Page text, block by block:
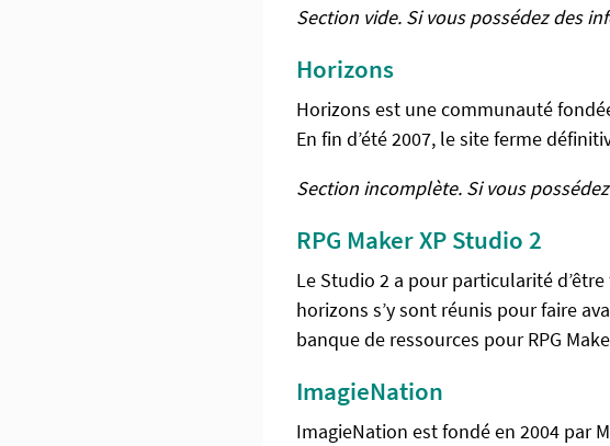
Section vide. Si vous possédez des
Horizons
Horizons est une communauté
En fin d’été 2007, le site ferme
Section incomplète. Si vous
RPG Maker XP Studio 2
Le Studio 2 a pour particularité
horizons s’y sont réunis pour faire
banque de ressources pour RPG
ImagieNation
ImagieNation est fondé en 2004 par